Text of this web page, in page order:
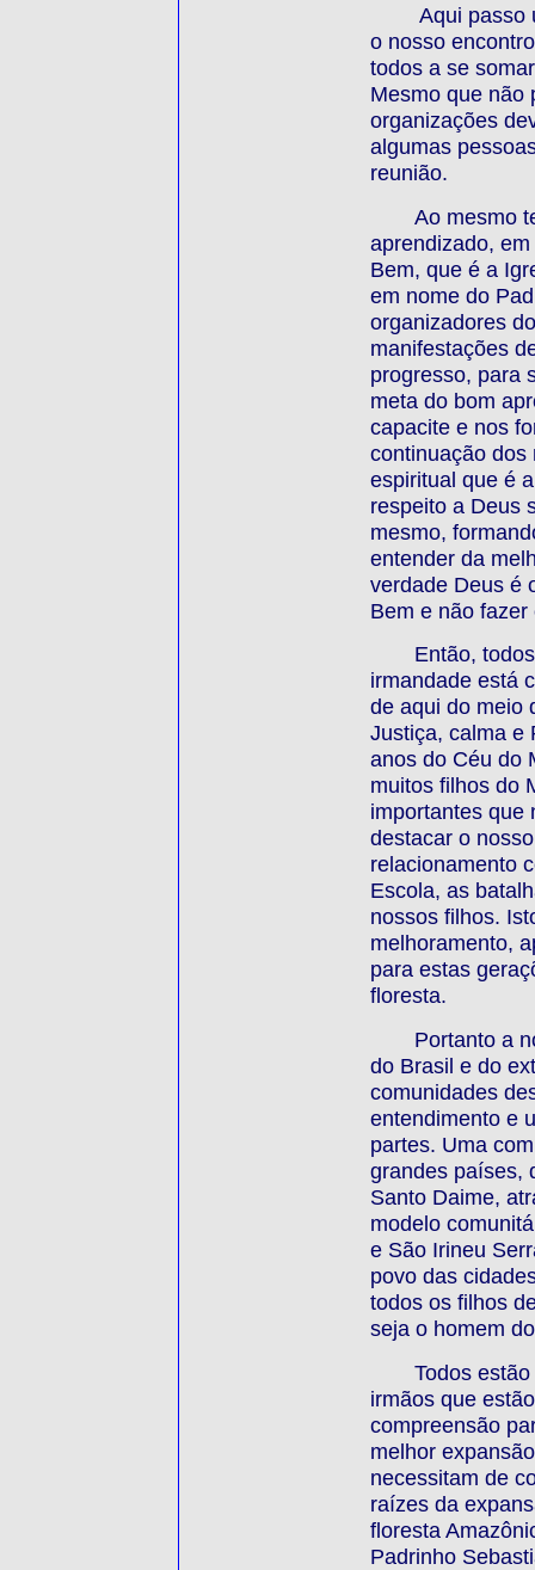
Aqui passo
o nosso
todos a se
Mesmo que não
organizações
algumas
reunião.
Ao mesmo
aprendizado,
Bem, que é a
em nome do
organizadores
manifestações
progresso, para
meta do bom
capacite e nos
continuação dos
espiritual que é
respeito a Deus
mesmo,
entender da
verdade Deus é
Bem e não fazer
Então,
irmandade está
de aqui do meio
Justiça, calma e
anos do Céu do
muitos filhos do
importantes que
destacar o
relacionamento
Escola, as
nossos filhos.
melhoramento,
para estas
floresta.
Portanto a
do Brasil e do
comunidades
entendimento e
partes. Uma
grandes países,
Santo Daime,
modelo
e São Irineu
povo das
todos os filhos
seja o homem
Todos
irmãos que
compreensão
melhor
necessitam de
raízes da
floresta
Padrinho